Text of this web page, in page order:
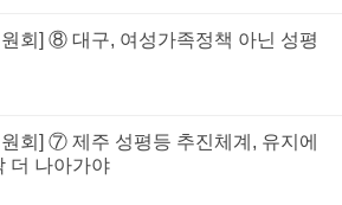
회] ⑧ 대구, 여성가족정책 아닌 성평
회] ⑦ 제주 성평등 추진체계, 유지에
더 나아가야